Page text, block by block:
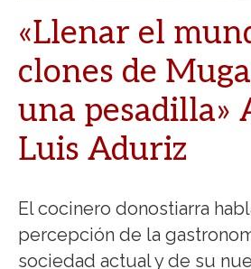
«Llenar el
clones de
una pesadilla»
Luis Aduriz
El cocinero donostiarra
percepción de la
sociedad actual y de su